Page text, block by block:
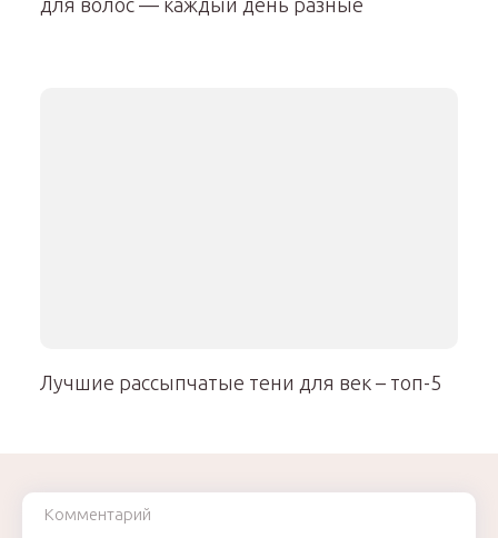
для волос — каждый день разные
Лучшие рассыпчатые тени для век – топ-5
Комментарий